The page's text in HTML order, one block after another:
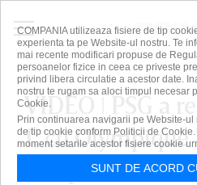
VIDEO ǀ PSG a
1, cu Olympique
campionatul
COMPANIA utilizeaza fisiere de tip
experienta ta pe Website-ul nostru. Te
mai recente modificari propuse de
persoanelor fizice in ceea ce priveste
privind libera circulatie a acestor date.
nostru te rugam sa aloci timpul necesar
Cookie.
Prin continuarea navigarii pe Website-
de tip cookie conform Politicii de
moment setarile acestor fisiere cookie
SUNT DE ACORD